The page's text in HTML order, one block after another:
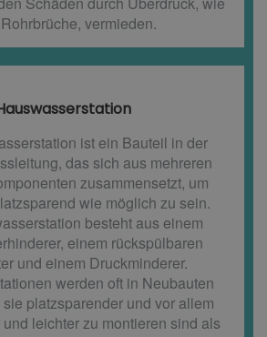
vermieden.
ist ein Bauteil in der
das sich aus mehreren
zusammensetzt, um
wie möglich zu sein.
besteht aus einem
einem rückspülbaren
und einem Druckminderer.
werden oft in Neubauten
platzsparender und vor allem
leichter zu montieren sind als